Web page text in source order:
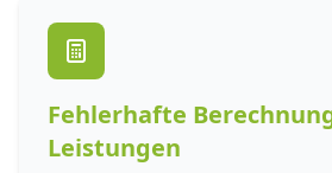
Fehlerhafte
Leistungen